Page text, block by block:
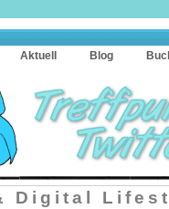
Aktuell Blog
Digital